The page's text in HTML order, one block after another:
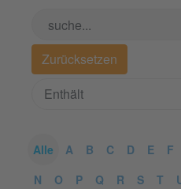
Alle A B C D E F
N
O P Q R S T